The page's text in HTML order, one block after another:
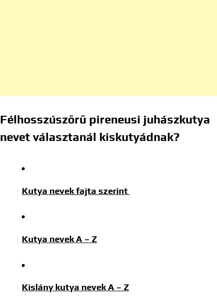
Félhosszúszőrű pireneusi juhászkutya
nevet választanál kiskutyádnak?
Kutya nevek fajta szerint
Kutya nevek A – Z
Kislány kutya nevek A – Z